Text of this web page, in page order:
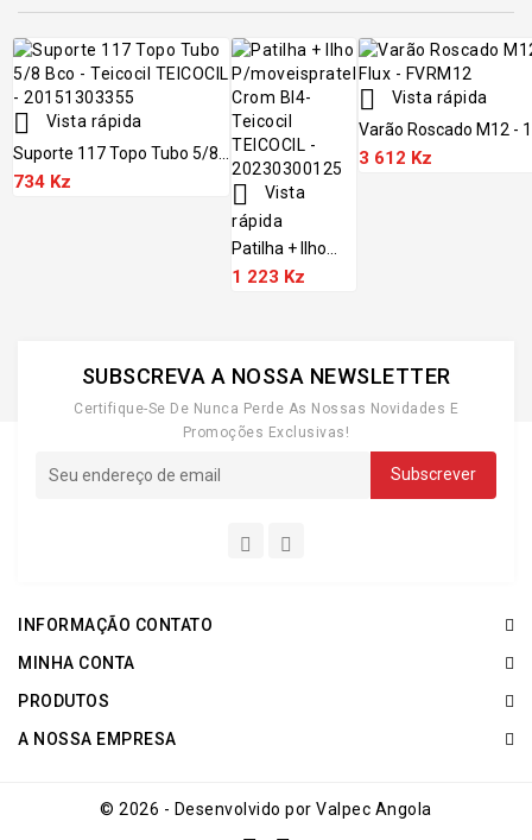

Vista rápida
Suporte 117 Topo Tubo 5/8...
734 Kz 
Vista
rápida
Patilha + Ilho...
1 223 Kz

Vista rápida
Varão Roscado M12 -
3 612 Kz
SUBSCREVA A NOSSA NEWSLETTER
Certifique-Se De Nunca Perde As Nossas Novidades E
Promoções Exclusivas!
INFORMAÇÃO CONTATO
MINHA CONTA
PRODUTOS
A NOSSA EMPRESA
© 2026 - Desenvolvido por Valpec Angola